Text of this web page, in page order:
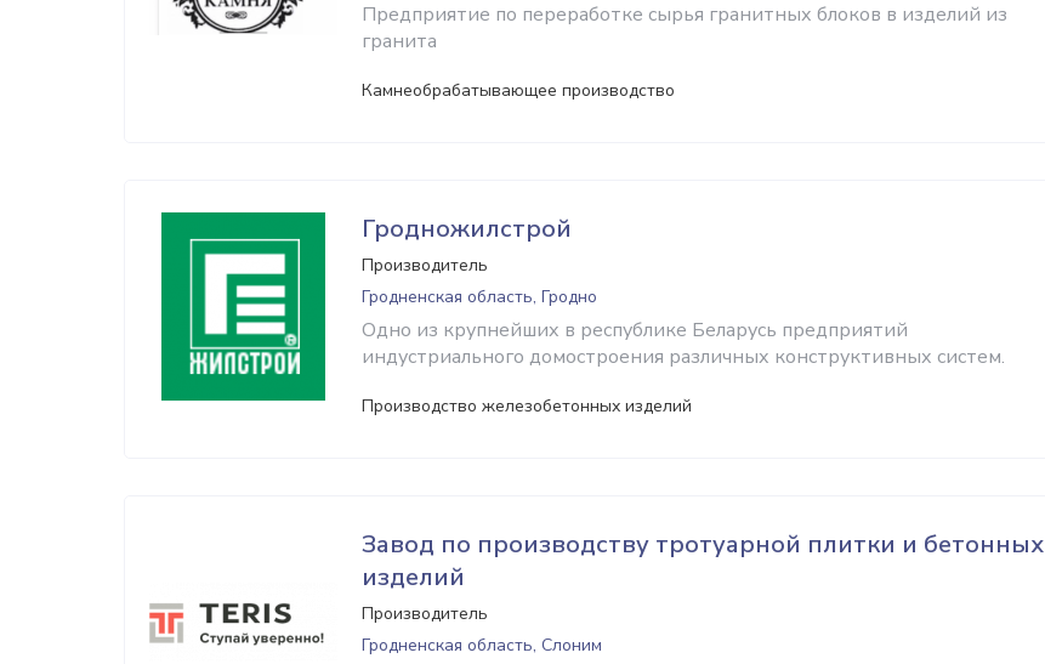
Предприятие по переработке сырья гранитных блоков в изделий из
гранита
Камнеобрабатывающее производство
Гродножилстрой
Производитель
Гродненская область, Гродно
Одно из крупнейших в республике Беларусь предприятий
индустриального домостроения различных конструктивных систем.
Производство железобетонных изделий
Завод по производству тротуарной плитки и бетонных
изделий
Производитель
Гродненская область, Слоним